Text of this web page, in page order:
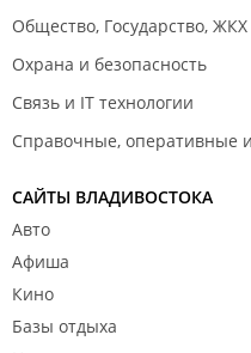
Общество, Государство, ЖКХ
Охрана и безопасность
Связь и IT технологии
Справочные, оперативные
САЙТЫ ВЛАДИВОСТОКА
Авто
Афиша
Кино
Базы отдыха